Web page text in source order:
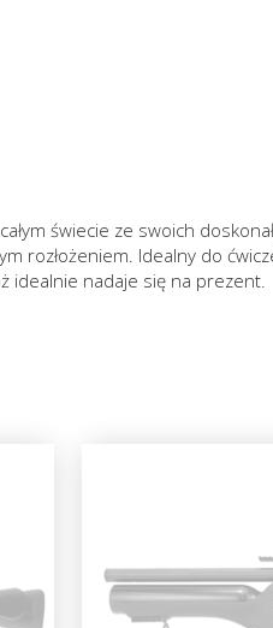
świecie ze swoich
rozłożeniem. Idealny do
idealnie nadaje się na prezent.